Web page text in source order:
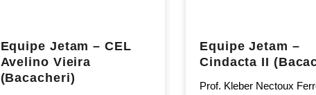
Equipe Jetam – CEL
Avelino Vieira
(Bacacheri)
Equipe Jetam –
Cindacta II
Prof. Kleber Nectoux